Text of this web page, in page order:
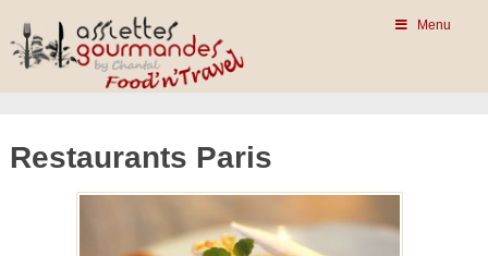
Menu
Restaurants Paris